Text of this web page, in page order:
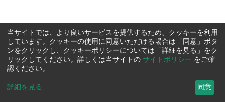
当サイトでは、より良いサービスを提供するため、クッキーを利用
しています。クッキーの使用に同意いただける場合は「同意」ボタ
ンをクリックし、クッキーポリシーについては「詳細を見る」をク
リックしてください。詳しくは当サイトの サイトポリシー をご確
認ください。
詳細を見る ... 同意